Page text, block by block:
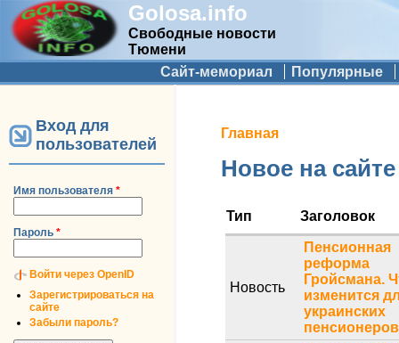
Golosa.info
Свободные новости
Тюмени
Дополнительное меню
Сайт-мемориал Популярные
Вход для
пользователей
Имя пользователя *
Пароль *
Войти через OpenID
Зарегистрироваться на
сайте
Забыли пароль?
Вы здесь
Главная
Новое на сайте
Тип Заголовок
Новость
Пенсионная
реформа
Гройсмана.
изменится
украинских